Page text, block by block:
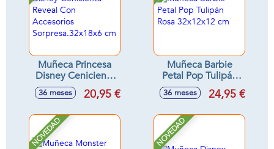
Muñeca Princesa
Disney Cenicienta
Reveal Con
Accesorios
cm
36 meses 20,95 €
Muñeca Barbie
Petal Pop Tulipán
Rosa 32x12x12 cm
36 meses 24,95 €
NOVEDAD NOVEDAD